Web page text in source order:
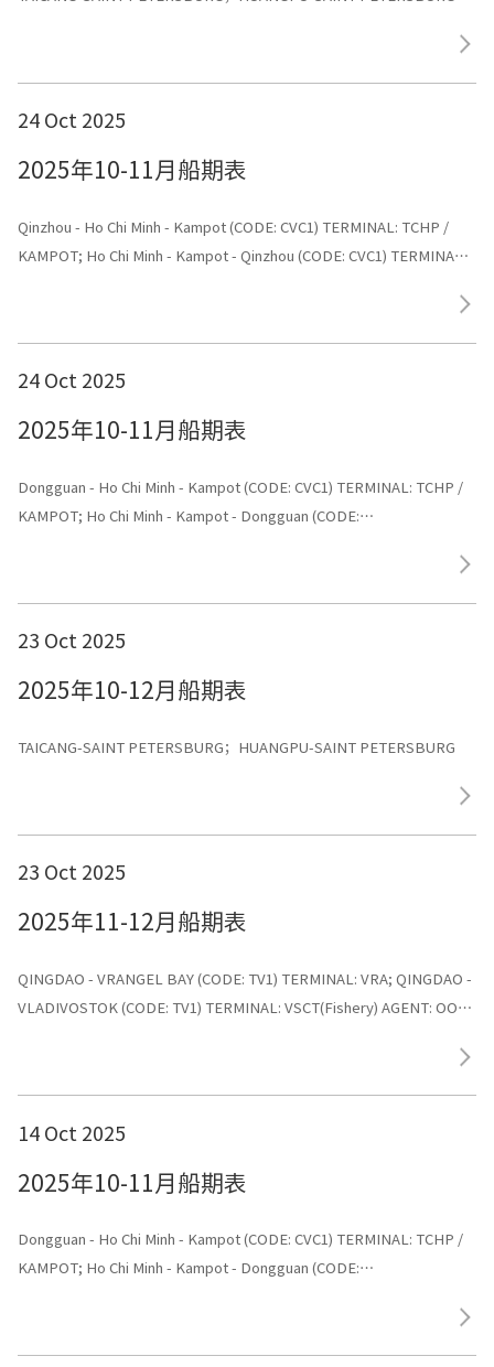
24 Oct 2025
2025年10-11月船期表
Qinzhou - Ho Chi Minh - Kampot (CODE: CVC1) TERMINAL: TCHP /
KAMPOT; Ho Chi Minh - Kampot - Qinzhou (CODE: CVC1) TERMINAL:
24 Oct 2025
2025年10-11月船期表
Dongguan - Ho Chi Minh - Kampot (CODE: CVC1) TERMINAL: TCHP /
KAMPOT; Ho Chi Minh - Kampot - Dongguan (CODE:
23 Oct 2025
2025年10-12月船期表
TAICANG-SAINT PETERSBURG；HUANGPU-SAINT PETERSBURG
23 Oct 2025
2025年11-12月船期表
QINGDAO - VRANGEL BAY (CODE: TV1) TERMINAL: VRA; QINGDAO -
VLADIVOSTOK (CODE: TV1) TERMINAL: VSCT(Fishery) AGENT: ООО
14 Oct 2025
2025年10-11月船期表
Dongguan - Ho Chi Minh - Kampot (CODE: CVC1) TERMINAL: TCHP /
KAMPOT; Ho Chi Minh - Kampot - Dongguan (CODE: